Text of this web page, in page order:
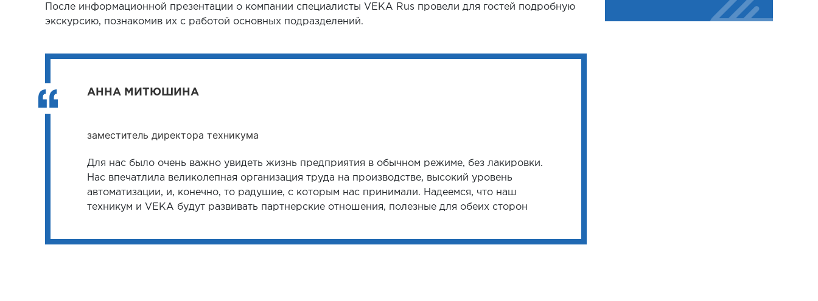
После информационной презентации о компании специалисты VEKA Rus провели для гостей подробную
экскурсию, познакомив их с работой основных подразделений.
АННА МИТЮШИНА
заместитель директора техникума
Для нас было очень важно увидеть жизнь предприятия в обычном режиме, без лакировки.
Нас впечатлила великолепная организация труда на производстве, высокий уровень
автоматизации, и, конечно, то радушие, с которым нас принимали. Надеемся, что наш
техникум и VEKA будут развивать партнерские отношения, полезные для обеих сторон